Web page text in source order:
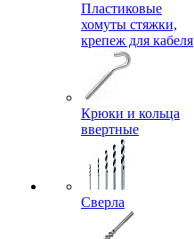
Пластиковые
хомуты стяжки,
крепеж для кабеля
Крюки и кольца
ввертные
Сверла